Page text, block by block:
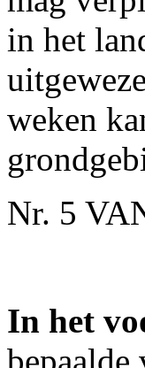
in het
weken
Nr. 5
In het
bepaalde